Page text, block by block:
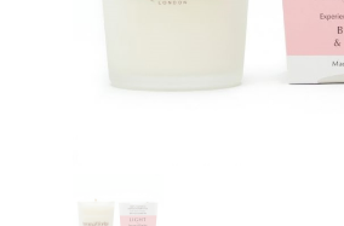
JDCA(ディスプレイスクール)